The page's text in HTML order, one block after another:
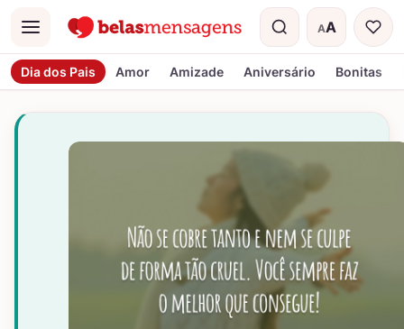
Menu AA
Tamanho do
Dia dos Pais Amor Amizade Aniversário Bonitas